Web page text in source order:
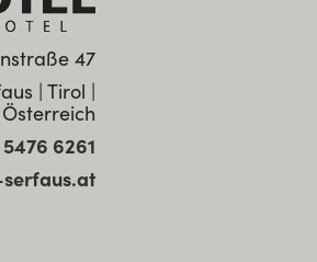
47
| Tirol |
Österreich
6261